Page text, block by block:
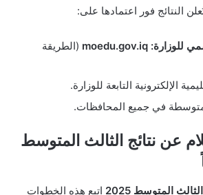
النتائج فور اعتمادها على:
للوزارة: moedu.gov.iq (الطريقة
الإلكترونية التابعة للوزارة.
في جميع المحافظات.
عن نتائج الثالث المتوسط
المتوسط 2025
اتبع هذه الخطوات